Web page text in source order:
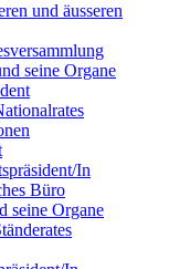
und äusseren
seine Organe
In
Büro
seine Organe